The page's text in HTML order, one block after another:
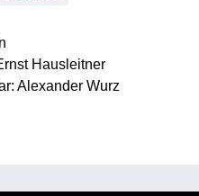
Hausleitner
Alexander Wurz